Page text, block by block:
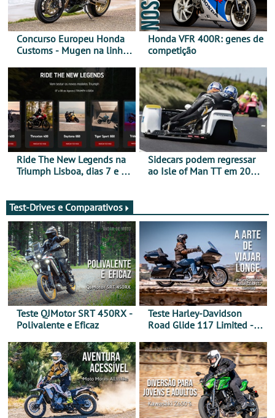
Concurso Europeu Honda
Customs - Mugen na linha
ganhar
Honda VFR 400R: genes de
competição
Ride The New Legends na
Triumph Lisboa, dias 7 e 8
Sidecars podem regressar
ao Isle of Man TT em 2027
Test-Drives e Comparativos
Teste QJMotor SRT 450RX -
Polivalente e Eficaz
Teste Harley-Davidson
Road Glide 117 Limited - A